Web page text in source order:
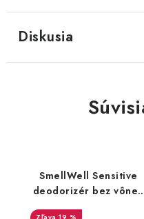
Diskusia
SmellWell Sensitive
deodorizér bez vône -
Green